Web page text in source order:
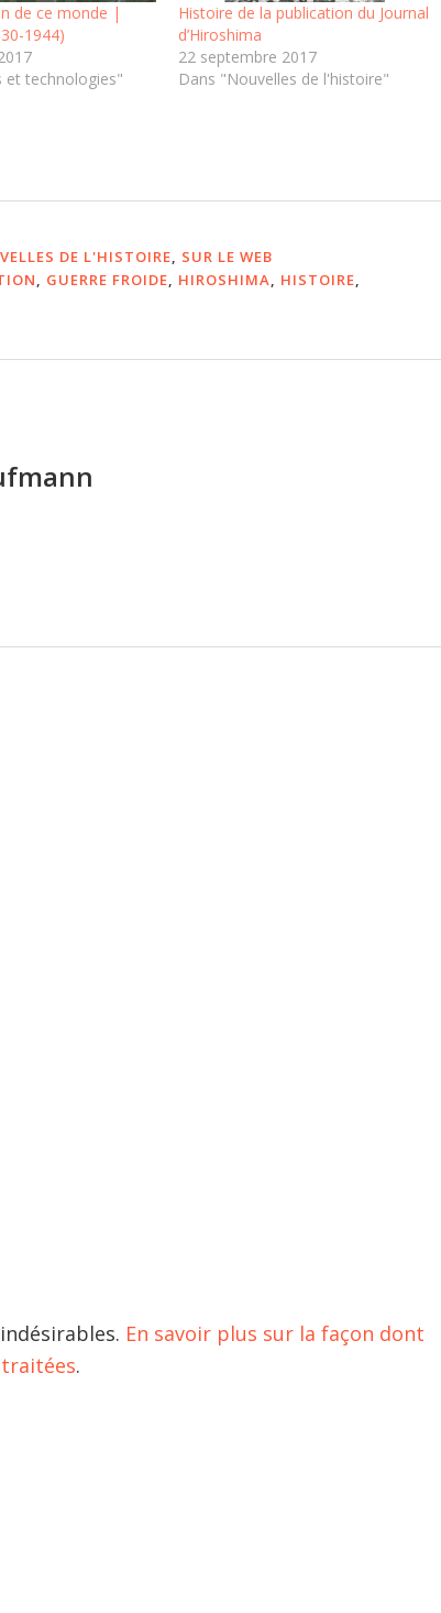
de ce monde |
1944)
et technologies"
Histoire de la publication du Journal
d’Hiroshima
22 septembre 2017
Dans "Nouvelles de l'histoire"
DE L'HISTOIRE, SUR LE WEB
, GUERRE FROIDE, HIROSHIMA, HISTOIRE,
En savoir plus sur la façon dont
.